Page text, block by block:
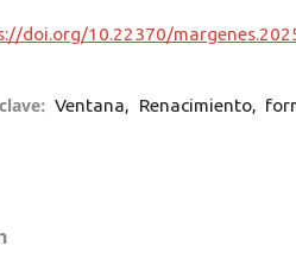
doi.org/10.22370/
Ventana, Renacimiento,